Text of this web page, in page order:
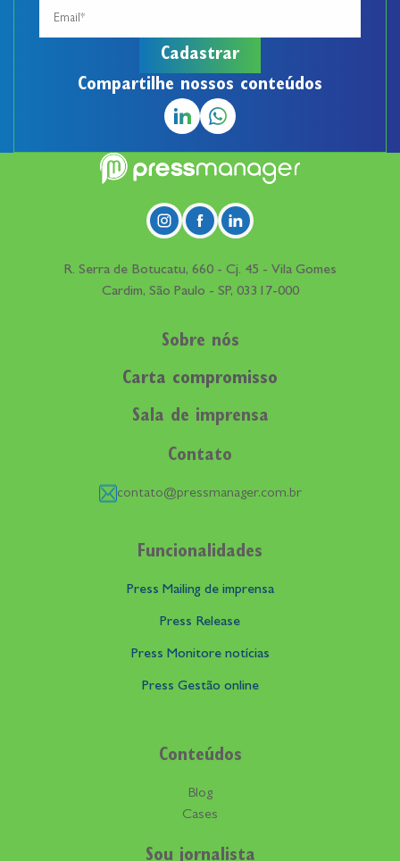
Compartilhe nossos conteúdos
R. Serra de Botucatu, 660 - Cj. 45 - Vila Gomes
Cardim, São Paulo - SP, 03317-000
Sobre nós
Carta compromisso
Sala de imprensa
Contato
contato@pressmanager.com.br
Funcionalidades
Press Mailing de imprensa
Press Release
Press Monitore notícias
Press Gestão online
Conteúdos
Blog
Cases
Sou jornalista